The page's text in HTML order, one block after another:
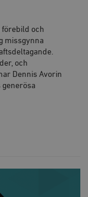
och
missgynna
och
Dennis Avorin